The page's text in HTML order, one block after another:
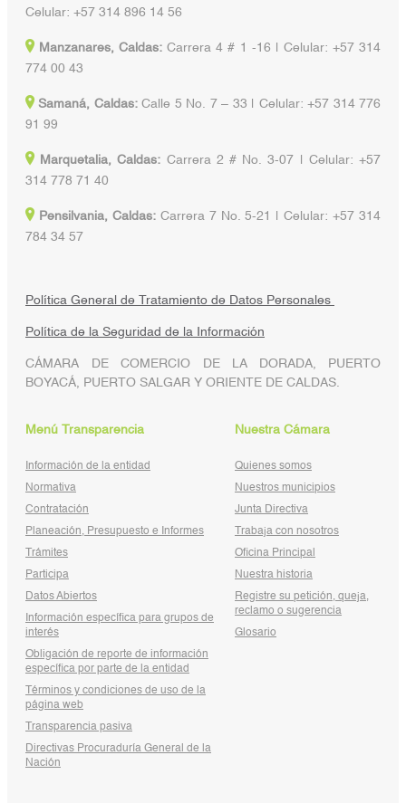
Celular: +57 314 896 14 56
Manzanares, Caldas: Carrera 4 # 1 -16 | Celular: +57 314
774 00 43
Samaná, Caldas:Calle 5 No. 7 – 33 | Celular: +57 314 776
91 99
Marquetalia, Caldas: Carrera 2 # No. 3-07 | Celular: +57
314 778 71 40
Pensilvania, Caldas:Carrera 7 No. 5-21 | Celular: +57 314
784 34 57
Política General de Tratamiento de Datos Personales
Política de la Seguridad de la Información
CÁMARA DE COMERCIO DE LA DORADA, PUERTO
BOYACÁ, PUERTO SALGAR Y ORIENTE DE CALDAS.
Menú Transparencia
Información de la entidad
Normativa
Contratación
Planeación, Presupuesto e Informes
Trámites
Participa
Datos Abiertos
Información específica para grupos de
interés
Obligación de reporte de información
específica por parte de la entidad
Términos y condiciones de uso de la
página web
Transparencia pasiva
Directivas Procuraduría General de la
Nación
Nuestra Cámara
Quienes somos
Nuestros municipios
Junta Directiva
Trabaja con nosotros
Oficina Principal
Nuestra historia
Registre su petición, queja,
reclamo o sugerencia
Glosario